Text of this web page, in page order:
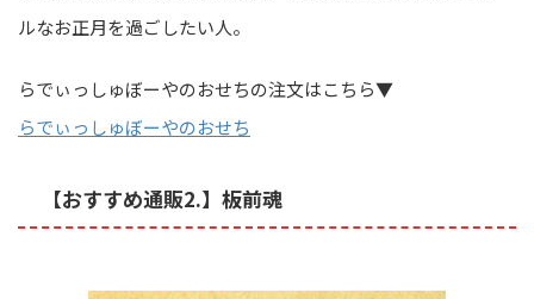
ルなお正月を過ごしたい人。
らでぃっしゅぼーやのおせちの注文はこちら▼
らでぃっしゅぼーやのおせち
【おすすめ通販2.】板前魂